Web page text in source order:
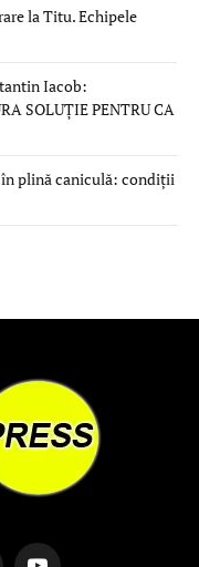
la Titu. Echipele
Iacob:
SOLUȚIE PENTRU CA
plină caniculă: condiții